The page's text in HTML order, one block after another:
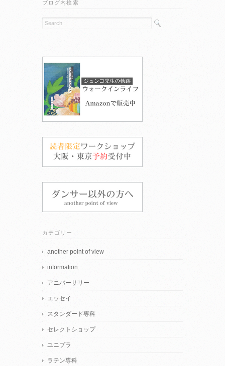
ブログ内検索
カテゴリー
another point of view
information
アニバーサリー
エッセイ
スタンダード専科
セレクトショップ
ユニプラ
ラテン専科